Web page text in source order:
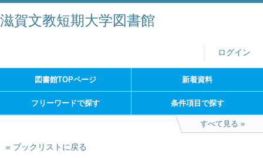
滋賀文教短期大学図書館
ログイン
図書館TOPページ 新着資料
フリーワードで探す 条件項目で探す
すべて見る
ブックリストに戻る